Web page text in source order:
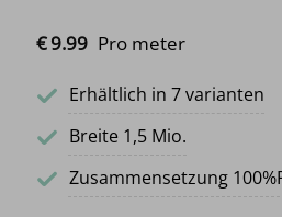
€9.99 Pro meter
Erhältlich in 7 varianten
Breite 1,5 Mio.
Zusammensetzung